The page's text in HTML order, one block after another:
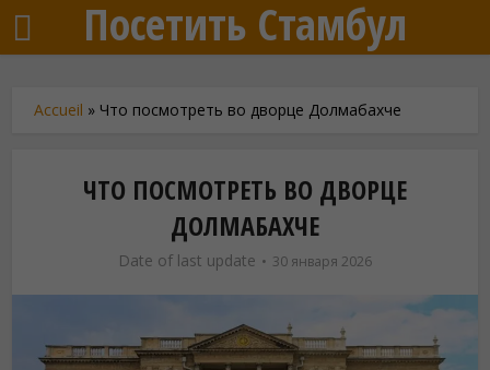
Посетить Стамбул
Accueil » Что посмотреть во дворце Долмабахче
ЧТО ПОСМОТРЕТЬ ВО ДВОРЦЕ
ДОЛМАБАХЧЕ
Date of last update 30 января 2026